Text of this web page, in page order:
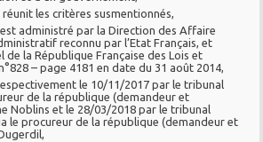
réunit les critères susmentionnés,
administré par la Direction des Affaire
reconnu par l’Etat Français, et
de la République Française des Lois et
– page 4181 en date du 31 août 2014,
le 10/11/2017 par le tribunal
de la république (demandeur et
Noblins et le 28/03/2018 par le tribunal
le procureur de la république (demandeur et